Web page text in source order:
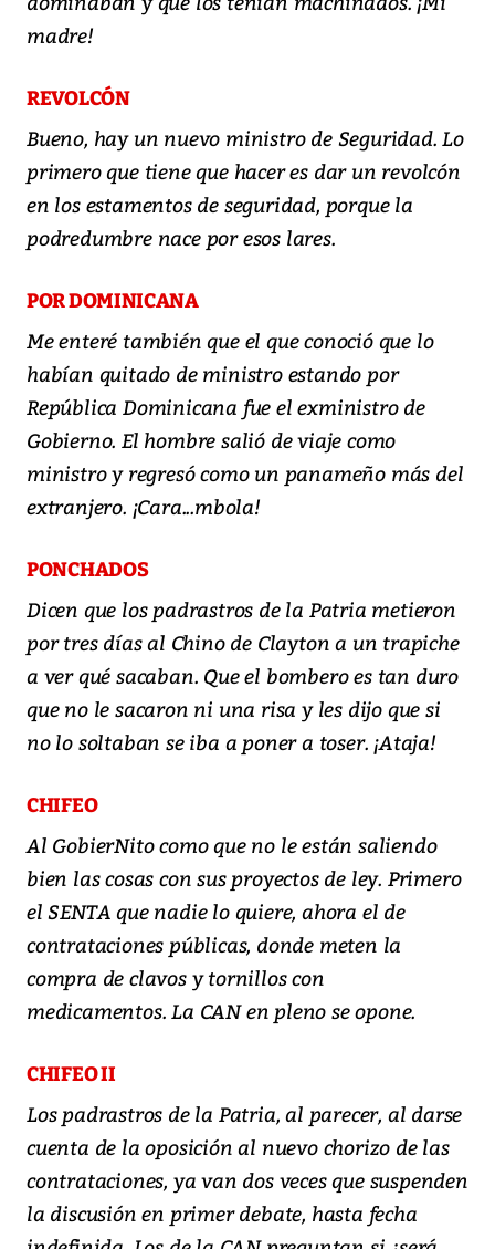
madre!
REVOLCÓN
Bueno, hay un nuevo ministro de Seguridad. Lo
primero que tiene que hacer es dar un revolcón
en los estamentos de seguridad, porque la
podredumbre nace por esos lares.
POR DOMINICANA
Me enteré también que el que conoció que lo
habían quitado de ministro estando por
República Dominicana fue el exministro de
Gobierno. El hombre salió de viaje como
ministro y regresó como un panameño más del
extranjero. ¡Cara...mbola!
PONCHADOS
Dicen que los padrastros de la Patria metieron
por tres días al Chino de Clayton a un trapiche
a ver qué sacaban. Que el bombero es tan duro
que no le sacaron ni una risa y les dijo que si
no lo soltaban se iba a poner a toser. ¡Ataja!
CHIFEO
Al GobierNito como que no le están saliendo
bien las cosas con sus proyectos de ley. Primero
el SENTA que nadie lo quiere, ahora el de
contrataciones públicas, donde meten la
compra de clavos y tornillos con
medicamentos. La CAN en pleno se opone.
CHIFEO II
Los padrastros de la Patria, al parecer, al darse
cuenta de la oposición al nuevo chorizo de las
contrataciones, ya van dos veces que suspenden
la discusión en primer debate, hasta fecha